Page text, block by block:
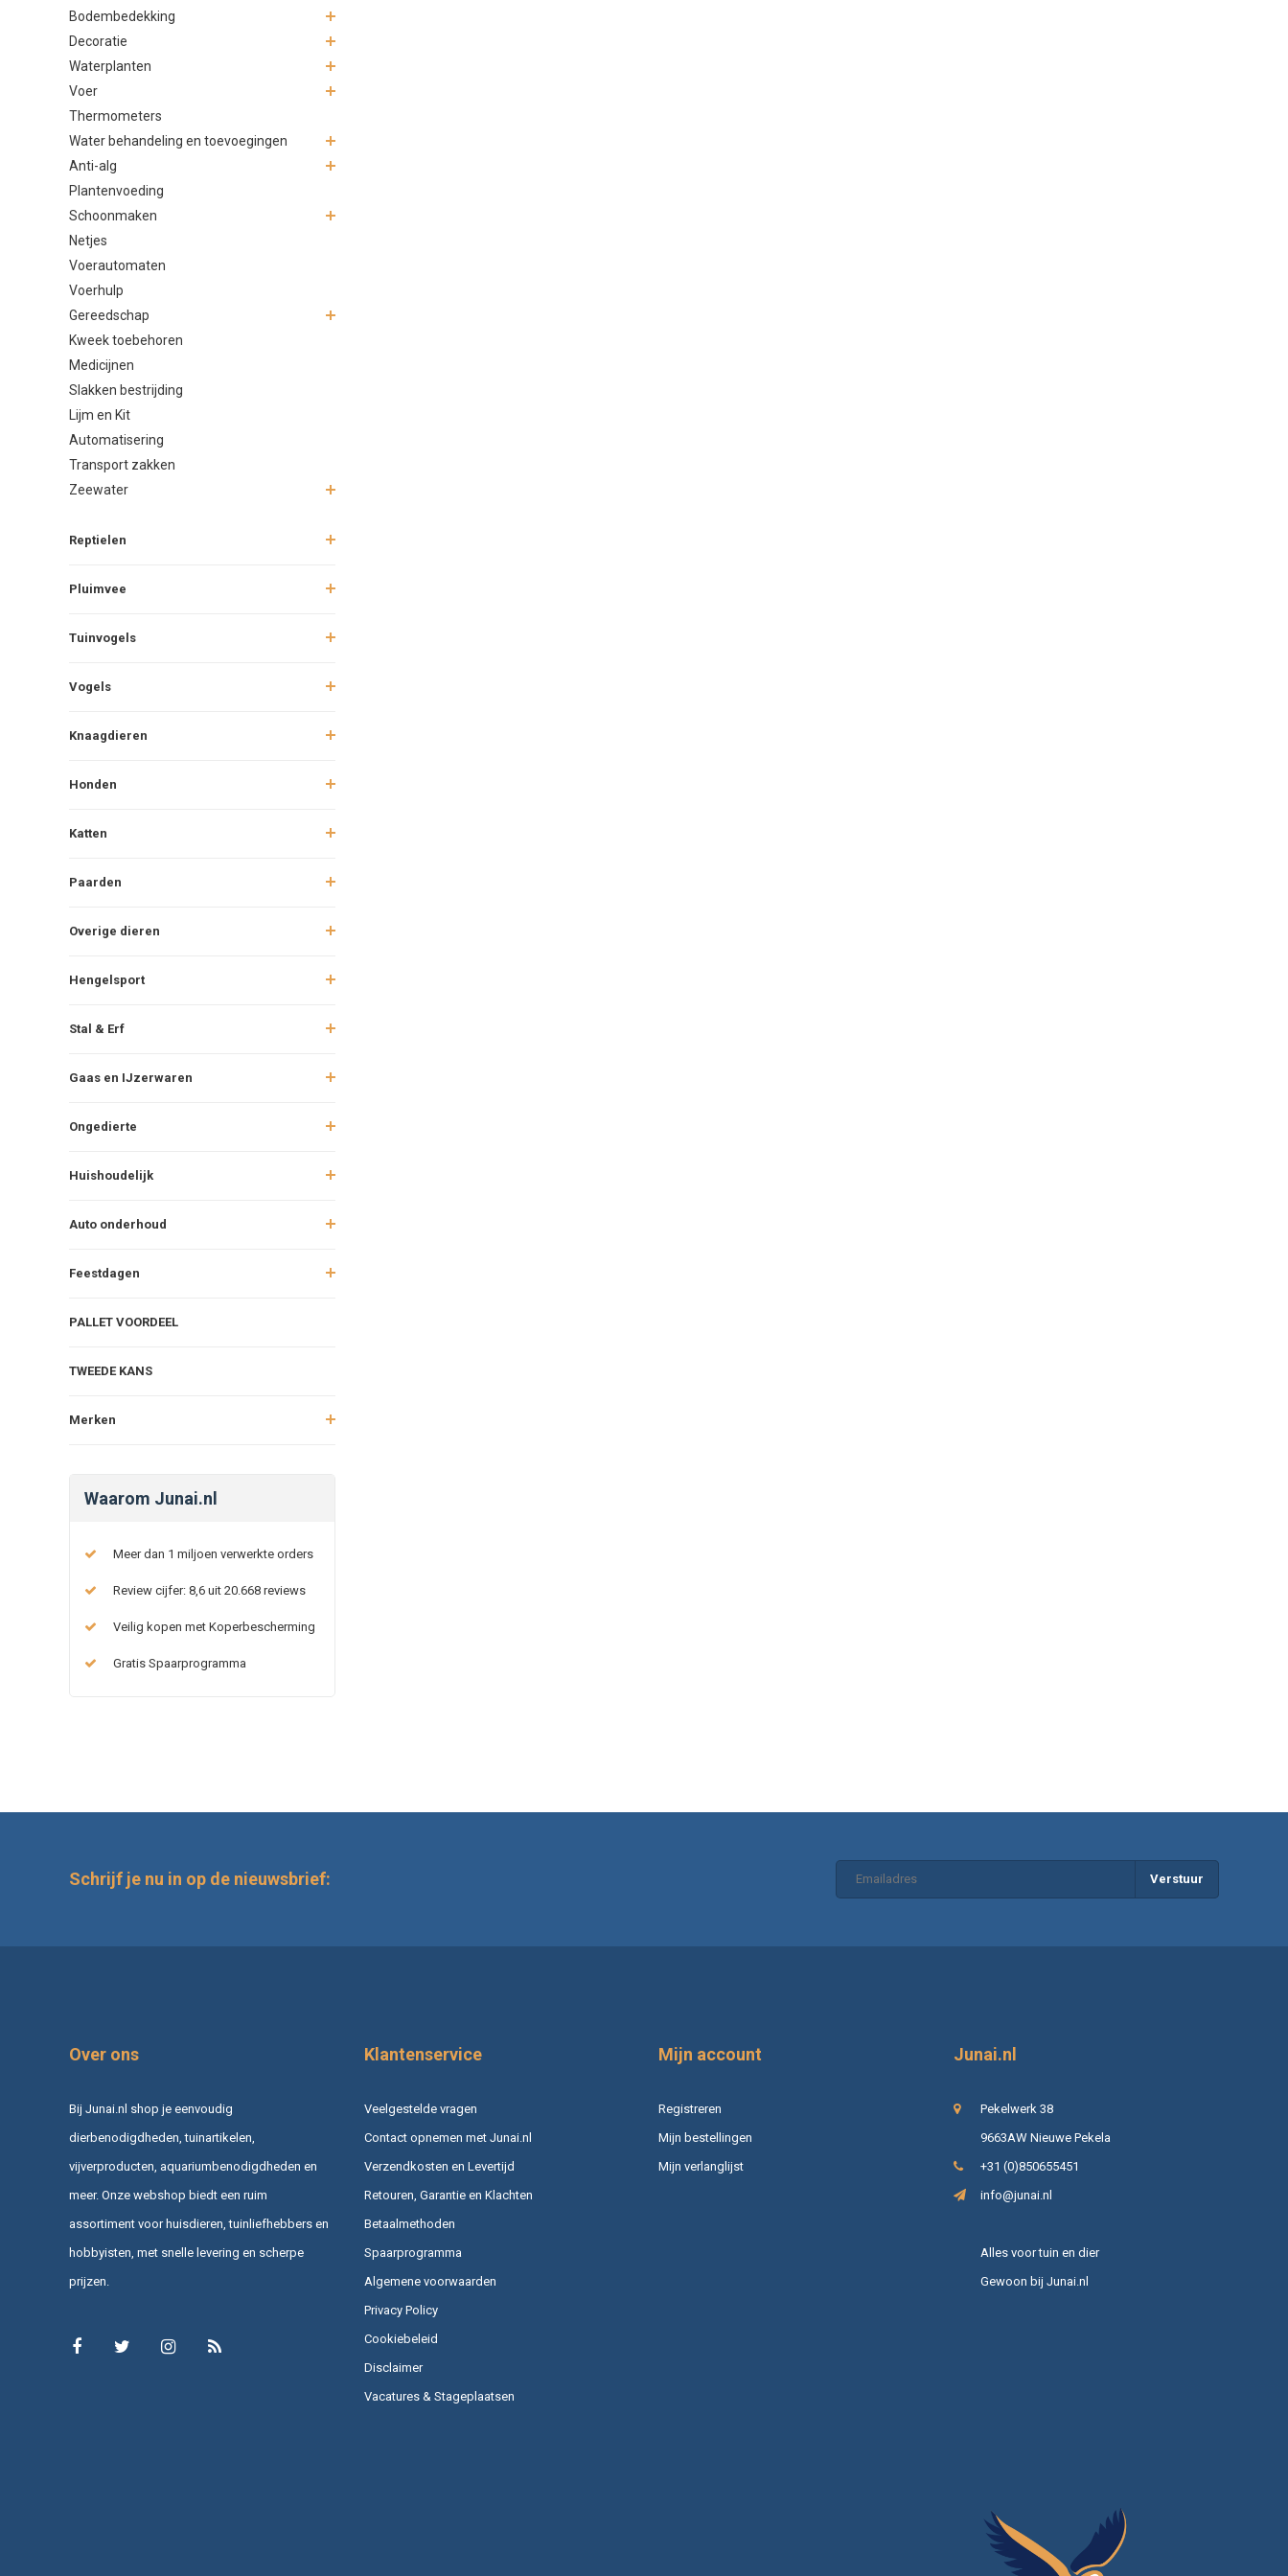
Bodembedekking
Decoratie
Waterplanten
Voer
Thermometers
Water behandeling en toevoegingen
Anti-alg
Plantenvoeding
Schoonmaken
Netjes
Voerautomaten
Voerhulp
Gereedschap
Kweek toebehoren
Medicijnen
Slakken bestrijding
Lijm en Kit
Automatisering
Transport zakken
Zeewater
Reptielen
Pluimvee
Tuinvogels
Vogels
Knaagdieren
Honden
Katten
Paarden
Overige dieren
Hengelsport
Stal & Erf
Gaas en IJzerwaren
Ongedierte
Huishoudelijk
Auto onderhoud
Feestdagen
PALLET VOORDEEL
TWEEDE KANS
Merken
Waarom Junai.nl
Meer dan 1 miljoen verwerkte orders
Review cijfer: 8,6 uit 20.668 reviews
Veilig kopen met Koperbescherming
Gratis Spaarprogramma
Schrijf je nu in op de nieuwsbrief: Verstuur
Over ons
Bij Junai.nl shop je eenvoudig
dierbenodigdheden, tuinartikelen,
vijverproducten, aquariumbenodigdheden en
meer. Onze webshop biedt een ruim
assortiment voor huisdieren, tuinliefhebbers en
hobbyisten, met snelle levering en scherpe
prijzen.
Klantenservice
Veelgestelde vragen
Contact opnemen met Junai.nl
Verzendkosten en Levertijd
Retouren, Garantie en Klachten
Betaalmethoden
Spaarprogramma
Algemene voorwaarden
Privacy Policy
Cookiebeleid
Disclaimer
Vacatures & Stageplaatsen
Mijn account
Registreren
Mijn bestellingen
Mijn verlanglijst
Junai.nl
Pekelwerk 38
9663AW Nieuwe Pekela
+31 (0)850655451
info@junai.nl
Alles voor tuin en dier
Gewoon bij Junai.nl